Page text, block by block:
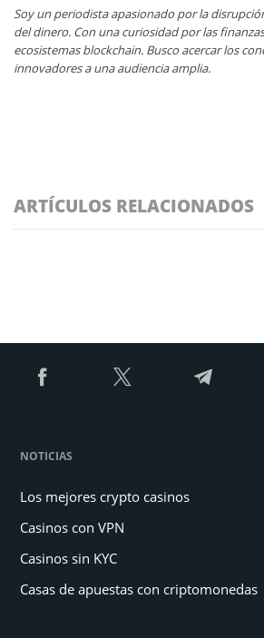
Soy un periodista apasionado por la
del dinero. Con una curiosidad por las
ecosistemas blockchain. Busco acercar los
innovadores a una audiencia amplia.
ARTÍCULOS RELACIONADOS
NOTICIAS
Los mejores crypto casinos
Casinos con VPN
Casinos sin KYC
Casas de apuestas con criptomonedas